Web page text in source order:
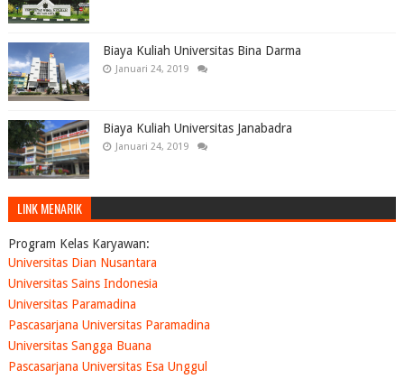
Biaya Kuliah Universitas Bina Darma
Januari 24, 2019
Biaya Kuliah Universitas Janabadra
Januari 24, 2019
LINK MENARIK
Program Kelas Karyawan:
Universitas Dian Nusantara
Universitas Sains Indonesia
Universitas Paramadina
Pascasarjana Universitas Paramadina
Universitas Sangga Buana
Pascasarjana Universitas Esa Unggul